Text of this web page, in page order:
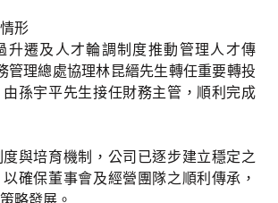
形
升遷及人才輪調制度推動管理人才傳
管理總處協理林昆縉先生轉任重要轉投
孫宇平先生接任財務主管，順利完成
與培育機制，公司已逐步建立穩定之
確保董事會及經營團隊之順利傳承，